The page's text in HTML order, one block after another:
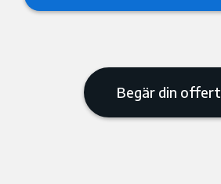
Begär din offert